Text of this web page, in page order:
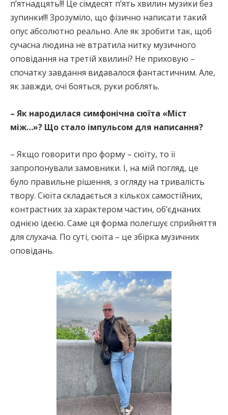
п’ятнадцять!!! Це сімдесят п’ять хвилин музики без
зупинки!!! Зрозуміло, що фізично написати такий
опус абсолютно реально. Але як зробити так, щоб
сучасна людина не втратила нитку музичного
оповідання на третій хвилині? Не приховую –
спочатку завдання видавалося фантастичним. Але,
як завжди, очі бояться, руки роблять.
– Як народилася симфонічна сюїта «Міст
між…»? Що стало імпульсом для написання?
– Якщо говорити про форму – сюїту, то її
запропонували замовники. І, на мій погляд, це
було правильне рішення, з огляду на тривалість
твору. Сюїта складається з кількох самостійних,
контрастних за характером частин, об’єднаних
однією ідеєю. Саме ця форма полегшує сприйняття
для слухача. По суті, сюїта – це збірка музичних
оповідань.